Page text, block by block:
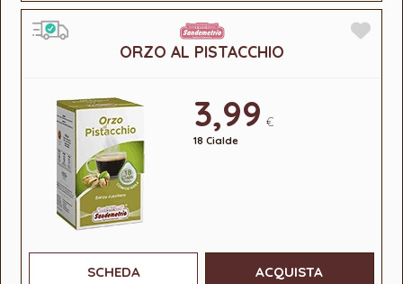
ORZO AL PISTACCHIO
3,99 €
18 Cialde
SCHEDA ACQUISTA